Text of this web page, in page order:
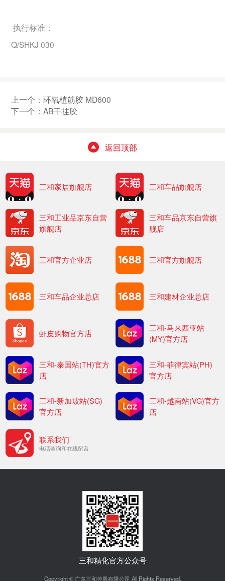
执行标准：
Q/SHKJ 030
上一个：环氧植筋胶 MD600
下一个：AB干挂胶
返回顶部
三和家居旗舰店 三和车品旗舰店
三和工业品京东自营
旗舰店
三和车品京东自营旗
舰店
三和官方企业店 三和官方旗舰店
三和车品企业总店 三和建材企业总店
虾皮购物官方店
三和-马来西亚站
(MY)官方店
三和-泰国站(TH)官方
店
三和-菲律宾站(PH)
官方店
三和-新加坡站(SG)
官方店
三和-越南站(VG)官方
店
联系我们
电话查询和在线留言
三和精化官方公众号
Copyright © 广东三和控股有限公司 All Rights Reserved.